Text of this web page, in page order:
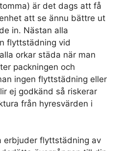
är det dags att få
att se ännu bättre ut
in. Nästan alla
flyttstädning vid
orkar städa när man
packningen och
ingen flyttstädning eller
ej godkänd så riskerar
från hyresvärden i
erbjuder flyttstädning av